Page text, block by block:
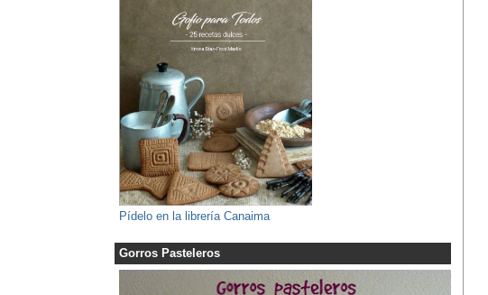
Pídelo en la librería Canaima
Gorros Pasteleros